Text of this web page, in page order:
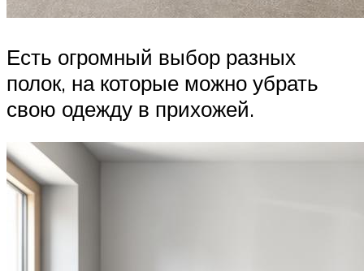
Есть огромный выбор разных
полок, на которые можно убрать
свою одежду в прихожей.